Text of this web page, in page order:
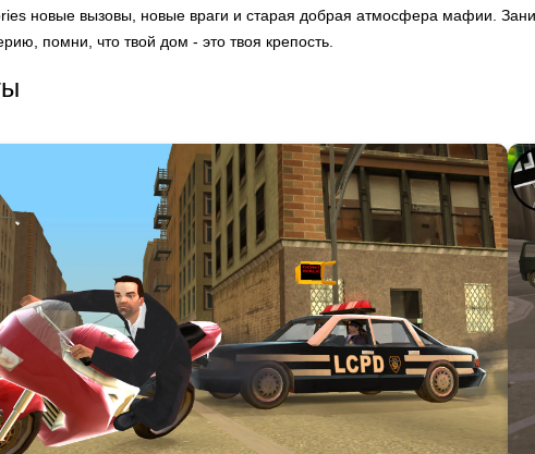
новые вызовы, новые враги и старая добрая атмосфера мафии.
помни, что твой дом - это твоя крепость.